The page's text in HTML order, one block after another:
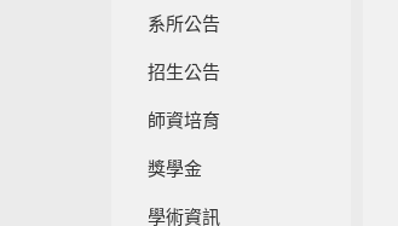
系所公告
招生公告
師資培育
獎學金
學術資訊